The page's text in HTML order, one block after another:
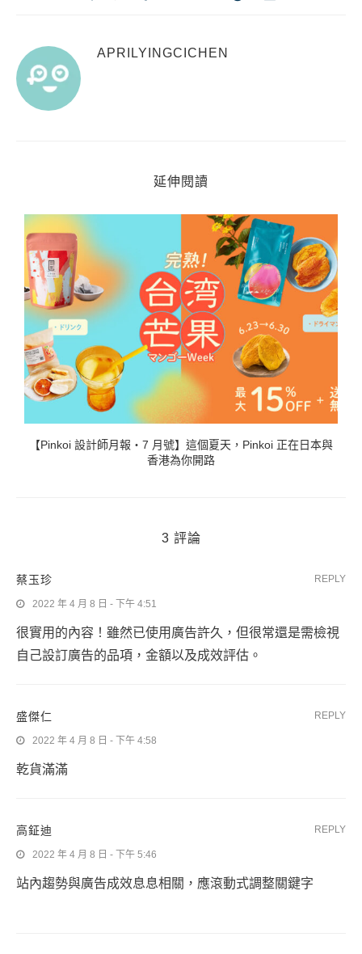
APRILYINGCICHEN
延伸閱讀
【Pinkoi 設計師月報・7 月號】這個夏天，Pinkoi 正在日本與
香港為你開路
3 評論
蔡玉珍
2022 年 4 月 8 日 - 下午 4:51
很實用的內容！雖然已使用廣告許久，但很常還是需檢視
自己設訂廣告的品項，金額以及成效評估。
REPLY
盛傑仁
2022 年 4 月 8 日 - 下午 4:58
乾貨滿滿
REPLY
高鉦迪
2022 年 4 月 8 日 - 下午 5:46
站內趨勢與廣告成效息息相關，應滾動式調整關鍵字
REPLY